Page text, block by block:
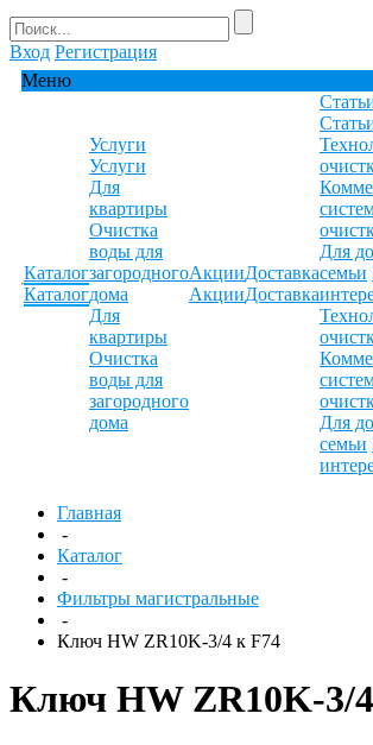
Вход Регистрация
Меню
Каталог
Каталог
Услуги
Услуги
Для
квартиры
Очистка
воды для
загородного
дома
Для
квартиры
Очистка
воды для
загородного
дома
Акции
Акции
Доставка
Доставка
Для
семьи
Для
семьи
Главная
-
Каталог
-
Фильтры магистральные
-
Ключ HW ZR10K-3/4 к F74
Ключ HW ZR10K-3/